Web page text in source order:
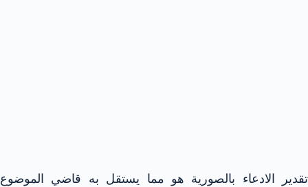
تقدير الادعاء بالصورية هو مما يستقل به قاضي الموضوع